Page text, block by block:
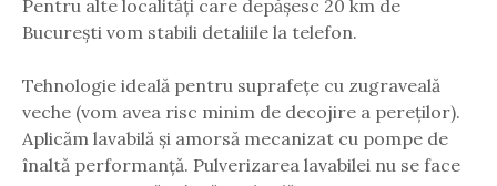
Pentru alte localități care depășesc 20 km de
București vom stabili detaliile la telefon.
Tehnologie ideală pentru suprafețe cu zugraveală
veche (vom avea risc minim de decojire a pereților).
Aplicăm lavabilă și amorsă mecanizat cu pompe de
înaltă performanță. Pulverizarea lavabilei nu se face